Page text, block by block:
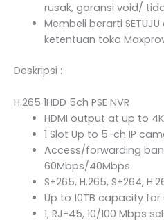
rusak, garansi void/
Membeli berarti
ketentuan toko
Deskripsi :
H.265 1HDD 5ch PSE NVR
HDMI output at up to
1 Slot Up to 5-ch IP
Access/forwarding
60Mbps/40Mbps
S+265, H.265, S+264,
Up to 10TB capacity for
1, RJ-45, 10/100 Mbps